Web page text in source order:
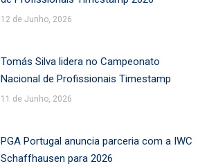
12 de Junho, 2026
Tomás Silva lidera no Campeonato
Nacional de Profissionais Timestamp
11 de Junho, 2026
PGA Portugal anuncia parceria com a IWC
Schaffhausen para 2026